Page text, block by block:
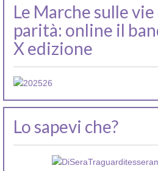
Le Marche sulle
parità: online il
X edizione
Lo sapevi che?